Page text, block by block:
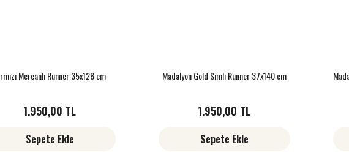
Mercanlı Runner 35x128 cm
1.950,00 TL
Sepete Ekle
Madalyon Gold Simli Runner 37x140 cm
1.950,00 TL
Sepete Ekle